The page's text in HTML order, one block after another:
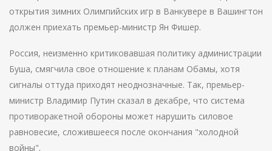
открытия зимних Олимпийских игр в Ванкувере в Вашингтон
должен приехать премьер-министр Ян Фишер.
Россия, неизменно критиковавшая политику администрации
Буша, смягчила свое отношение к планам Обамы, хотя
сигналы оттуда приходят неоднозначные. Так, премьер-
министр Владимир Путин сказал в декабре, что система
противоракетной обороны может нарушить силовое
равновесие, сложившееся после окончания "холодной
войны".